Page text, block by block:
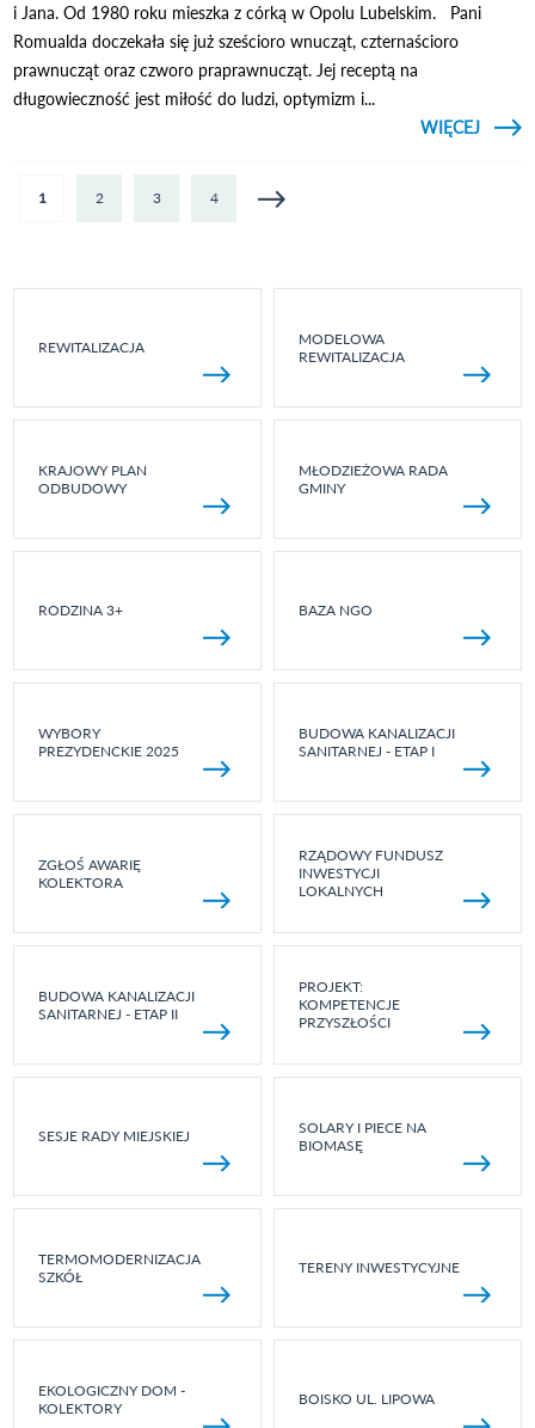
i Jana. Od 1980 roku mieszka z córką w Opolu Lubelskim. Pani
Romualda doczekała się już sześcioro wnucząt, czternaścioro
prawnucząt oraz czworo praprawnucząt. Jej receptą na
długowieczność jest miłość do ludzi, optymizm i...
CZYTAJ
WIĘCEJ
O
Strony
1 2 3 4
REWITALIZACJA
MODELOWA
REWITALIZACJA
KRAJOWY PLAN
ODBUDOWY
MŁODZIEŻOWA RADA
GMINY
RODZINA 3+ BAZA NGO
WYBORY
PREZYDENCKIE 2025
BUDOWA KANALIZACJI
SANITARNEJ - ETAP I
ZGŁOŚ AWARIĘ
KOLEKTORA
RZĄDOWY FUNDUSZ
INWESTYCJI
LOKALNYCH
BUDOWA KANALIZACJI
SANITARNEJ - ETAP II
PROJEKT:
KOMPETENCJE
PRZYSZŁOŚCI
SESJE RADY MIEJSKIEJ
SOLARY I PIECE NA
BIOMASĘ
TERMOMODERNIZACJA
SZKÓŁ
TERENY INWESTYCYJNE
EKOLOGICZNY DOM -
KOLEKTORY
BOISKO UL. LIPOWA